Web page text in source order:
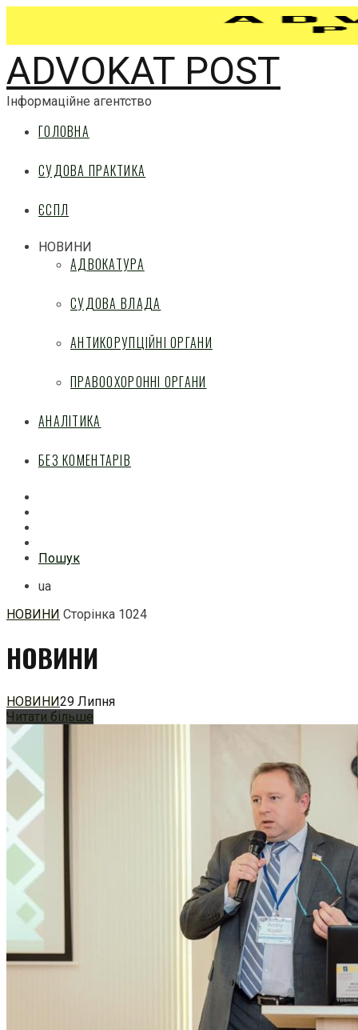
ADVOKAT POST
Інформаційне агентство
ГОЛОВНА
СУДОВА ПРАКТИКА
ЄСПЛ
НОВИНИ
АДВОКАТУРА
СУДОВА ВЛАДА
АНТИКОРУПЦІЙНІ ОРГАНИ
ПРАВООХОРОННІ ОРГАНИ
АНАЛІТИКА
БЕЗ КОМЕНТАРІВ
Пошук
ua
НОВИНИ Сторінка 1024
Перейти
до
НОВИНИ
НОВИНИ29 Липня
Читати більше